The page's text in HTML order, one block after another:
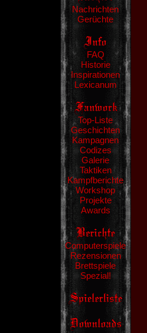
Nachrichten
Gerüchte
FAQ
Historie
Inspirationen
Lexicanum
Top-Liste
Geschichten
Kampagnen
Codizes
Galerie
Taktiken
Kampfberichte
Workshop
Projekte
Awards
Computerspiele
Rezensionen
Brettspiele
Spezial!